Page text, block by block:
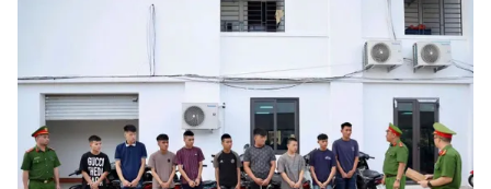
Giải sao mai
Làm đẹp
Chất lượng cuộc sống
Tuyển sinh
Học trực tuyến
Công nghệ
Hitech Công nghệ tương lai
Giao lưu trực tuyến